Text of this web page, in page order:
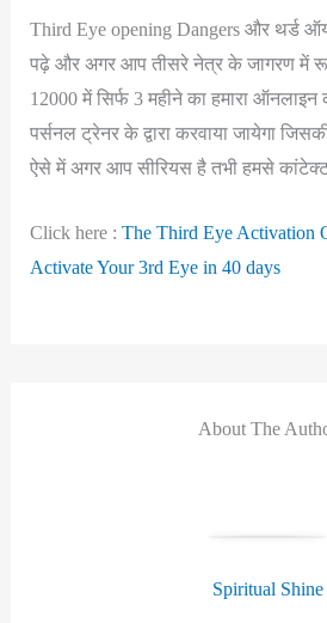
Third Eye opening Dangers और थर्ड ऑय
पढ़े और अगर आप तीसरे नेत्र के जागरण में
12000 में सिर्फ 3 महीने का हमारा
पर्सनल ट्रेनर के द्वारा करवाया जायेगा
ऐसे में अगर आप सीरियस है तभी हमसे
Click here : The Third Eye Activation
Activate Your 3rd Eye in 40 days
About The
Spiritual Shine